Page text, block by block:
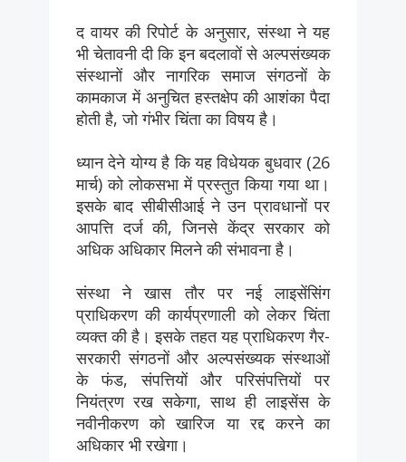
द वायर की रिपोर्ट के अनुसार, संस्था ने यह
भी चेतावनी दी कि इन बदलावों से अल्पसंख्यक
संस्थानों और नागरिक समाज संगठनों के
कामकाज में अनुचित हस्तक्षेप की आशंका पैदा
होती है, जो गंभीर चिंता का विषय है।
ध्यान देने योग्य है कि यह विधेयक बुधवार (26
मार्च) को लोकसभा में प्रस्तुत किया गया था।
इसके बाद सीबीसीआई ने उन प्रावधानों पर
आपत्ति दर्ज की, जिनसे केंद्र सरकार को
अधिक अधिकार मिलने की संभावना है।
संस्था ने खास तौर पर नई लाइसेंसिंग
प्राधिकरण की कार्यप्रणाली को लेकर चिंता
व्यक्त की है। इसके तहत यह प्राधिकरण गैर-
सरकारी संगठनों और अल्पसंख्यक संस्थाओं
के फंड, संपत्तियों और परिसंपत्तियों पर
नियंत्रण रख सकेगा, साथ ही लाइसेंस के
नवीनीकरण को खारिज या रद्द करने का
अधिकार भी रखेगा।